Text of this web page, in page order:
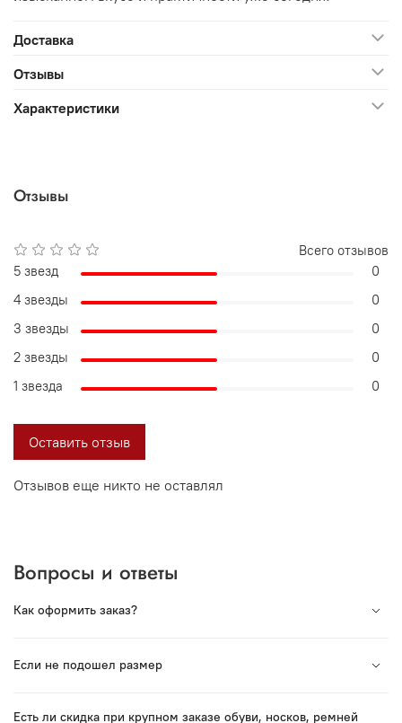
Доставка
Отзывы
Характеристики
Отзывы
Отзывов еще никто не оставлял
Всего отзывов
5 звезд
0
4 звезды
0
3 звезды
0
2 звезды
0
1 звезда
0
Оставить отзыв
Вопросы и ответы
Как оформить заказ?
произведена в России. Мы сотрудничаем с лучшими
продукцией.
Если не подошел размер
Есть ли скидка при крупном заказе обуви, носков, ремней